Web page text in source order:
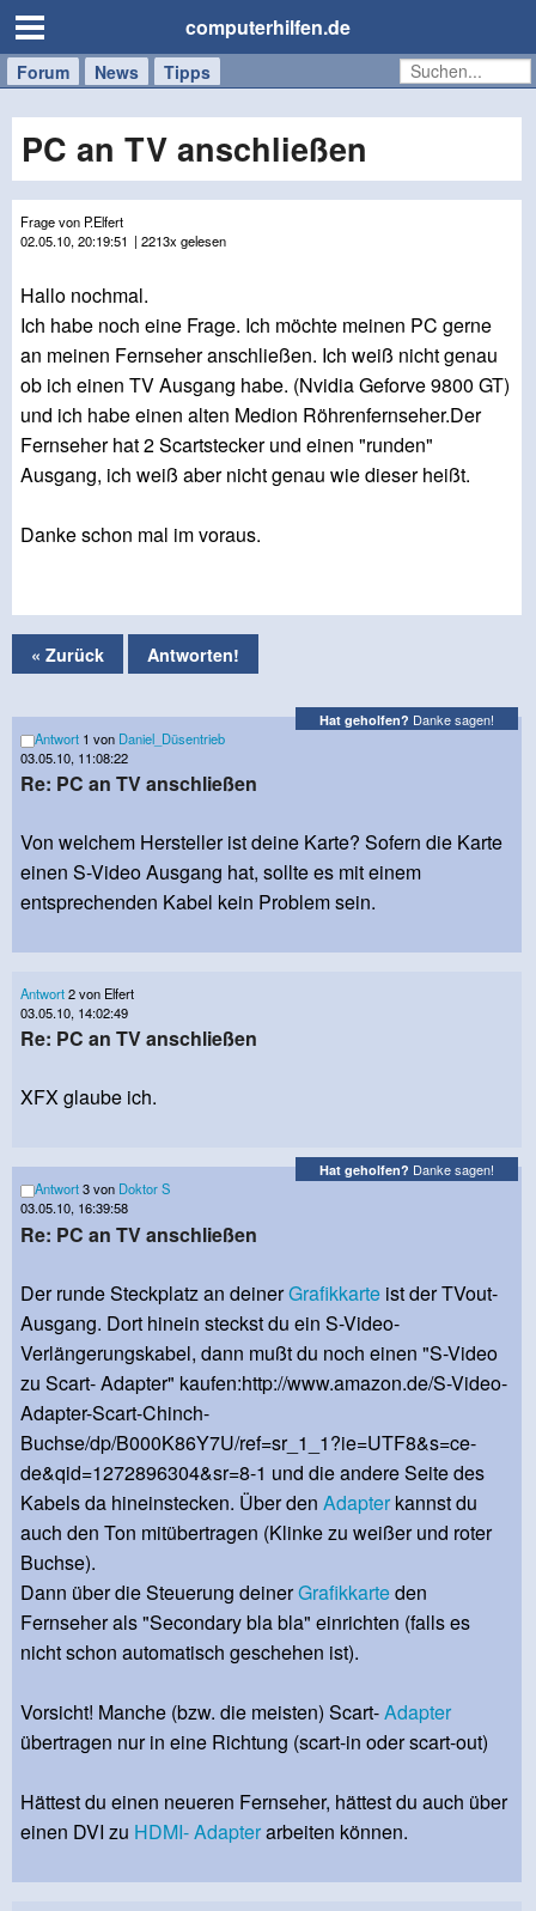
computerhilfen.de
Forum News Tipps
Handy
Tablet
Windows
Mac
PC an TV anschließen
Frage von P.Elfert
02.05.10, 20:19:51 | 2213x gelesen
Hallo nochmal.
Ich habe noch eine Frage. Ich möchte meinen PC gerne
an meinen Fernseher anschließen. Ich weiß nicht genau
ob ich einen TV Ausgang habe. (Nvidia Geforve 9800 GT)
und ich habe einen alten Medion Röhrenfernseher.Der
Fernseher hat 2 Scartstecker und einen "runden"
Ausgang, ich weiß aber nicht genau wie dieser heißt.
Danke schon mal im voraus.
« Zurück Antworten!
Hat geholfen? Danke sagen!
Antwort 1 von Daniel_Düsentrieb
03.05.10, 11:08:22
Re: PC an TV anschließen
Von welchem Hersteller ist deine Karte? Sofern die Karte
einen S-Video Ausgang hat, sollte es mit einem
entsprechenden Kabel kein Problem sein.
Antwort2 von Elfert
03.05.10, 14:02:49
Re: PC an TV anschließen
XFX glaube ich.
Hat geholfen? Danke sagen!
Antwort3 von Doktor S
03.05.10, 16:39:58
Re: PC an TV anschließen
Der runde Steckplatz an deinerGrafikkarte ist der TVout-
Ausgang. Dort hinein steckst du ein S-Video-
Verlängerungskabel, dann mußt du noch einen "S-Video
zu Scart- Adapter" kaufen:http://www.amazon.de/S-Video-
Adapter-Scart-Chinch-
Buchse/dp/B000K86Y7U/ref=sr_1_1?ie=UTF8&s=ce-
de&qid=1272896304&sr=8-1 und die andere Seite des
Kabels da hineinstecken. Über den Adapter kannst du
auch den Ton mitübertragen (Klinke zu weißer und roter
Buchse).
Dann über die Steuerung deinerGrafikkarteden
Fernseher als "Secondary bla bla" einrichten (falls es
nicht schon automatisch geschehen ist).
Vorsicht! Manche (bzw. die meisten) Scart-Adapter
übertragen nur in eine Richtung (scart-in oder scart-out)
Hättest du einen neueren Fernseher, hättest du auch über
einen DVI zu HDMI-Adapterarbeiten können.